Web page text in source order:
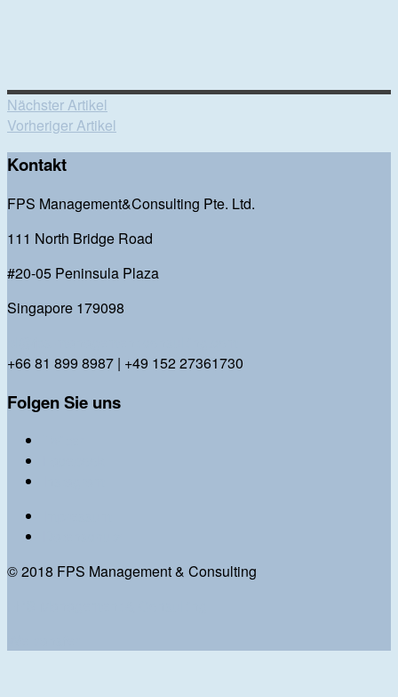
Nächster Artikel
Vorheriger Artikel
Kontakt
FPS Management&Consulting Pte. Ltd.
111 North Bridge Road
#20-05 Peninsula Plaza
Singapore 179098
+66 81 899 8987 | +49 152 27361730
Folgen Sie uns
© 2018 FPS Management & Consulting